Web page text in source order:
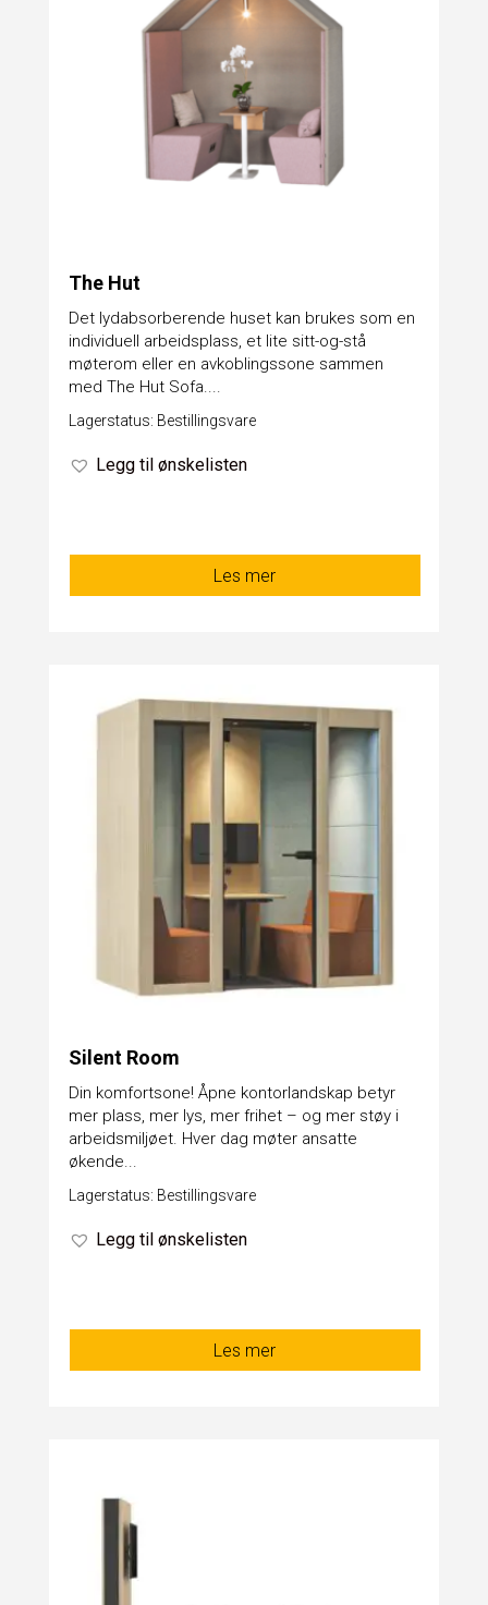
The Hut
Det lydabsorberende huset kan brukes som en
individuell arbeidsplass, et lite sitt-og-stå
møterom eller en avkoblingssone sammen
med The Hut Sofa....
Lagerstatus: Bestillingsvare
Legg til ønskelisten
Les mer
Silent Room
Din komfortsone! Åpne kontorlandskap betyr
mer plass, mer lys, mer frihet – og mer støy i
arbeidsmiljøet. Hver dag møter ansatte
økende...
Lagerstatus: Bestillingsvare
Legg til ønskelisten
Les mer